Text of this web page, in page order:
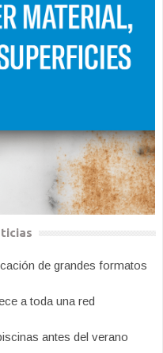
de grandes formatos
a toda una red
antes del verano